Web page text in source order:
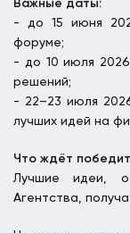
Важные даты:
- до 15 июня
форуме;
- до 10 июля
решений;
- 22–23 июля
лучших идей на
Что ждёт
Лучшие идеи,
Агентства,